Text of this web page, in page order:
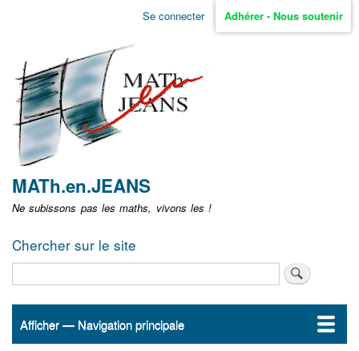
Aller
non
identifié
Se connecter Adhérer - Nous soutenir
MATh.en.JEANS
Ne subissons pas les maths, vivons les !
Chercher sur le site
Navigation
Afficher — Navigation principale